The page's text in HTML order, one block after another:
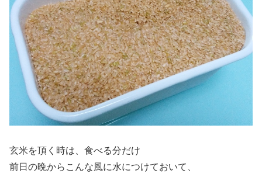
玄米を頂く時は、食べる分だけ
前日の晩からこんな風に水につけておいて、